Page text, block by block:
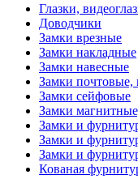
Глазки,
Доводчики
Замки врезные
Замки накладные
Замки навесные
Замки почтовые,
Замки сейфовые
Замки
Замки и
Замки и
Замки и
Кованая